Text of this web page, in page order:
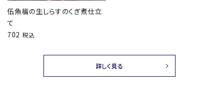
伍魚福の生しらすのくぎ煮仕立
て
702 税込
詳しく見る